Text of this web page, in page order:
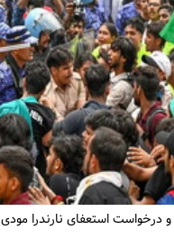
درخواست استعفای نارندرا مودی